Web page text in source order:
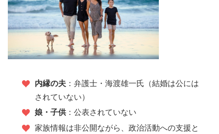
内縁の夫：弁護士・海渡雄一氏（結婚は公には
されていない）
娘・子供：公表されていない
家族情報は非公開ながら、政治活動への支援と